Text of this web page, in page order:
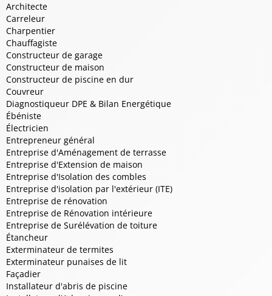
Architecte
Carreleur
Charpentier
Chauffagiste
Constructeur de garage
Constructeur de maison
Constructeur de piscine en dur
Couvreur
Diagnostiqueur DPE & Bilan Energétique
Ébéniste
Électricien
Entrepreneur général
Entreprise d'Aménagement de terrasse
Entreprise d'Extension de maison
Entreprise d'Isolation des combles
Entreprise d'isolation par l'extérieur (ITE)
Entreprise de rénovation
Entreprise de Rénovation intérieure
Entreprise de Surélévation de toiture
Étancheur
Exterminateur de termites
Exterminateur punaises de lit
Façadier
Installateur d'abris de piscine